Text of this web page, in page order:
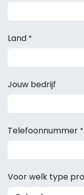
Land *
Jouw bedrijf
Telefoonnummer *
Voor welk type